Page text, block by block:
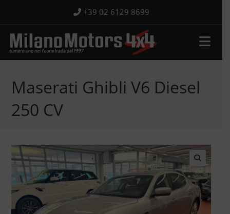
contenuto
+39 02 6129 8699
Maserati Ghibli V6 Diesel
250 CV
🔍